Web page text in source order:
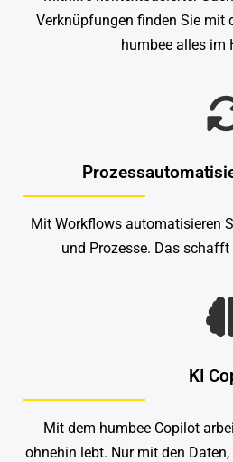
Verknüpfungen finden Sie mit
humbee alles im
Mit Workflows automatisieren
und Prozesse. Das
KI
Mit dem humbee Copilot
ohnehin lebt. Nur mit den